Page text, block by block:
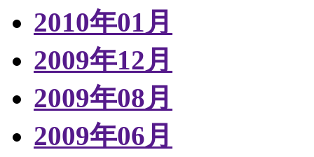
2010年01月
2009年12月
2009年08月
2009年06月